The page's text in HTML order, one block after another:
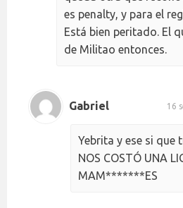
es penalty, y para el
Está bien peritado. El
de Militao entonces.
Gabriel 16
Yebrita y ese si que
NOS COSTÓ UNA
MAM*******ES